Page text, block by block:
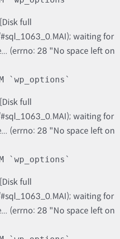
[Disk full
waiting for
(errno: 28 "No space left on
`wp_options`
[Disk full
waiting for
(errno: 28 "No space left on
`wp_options`
[Disk full
waiting for
(errno: 28 "No space left on